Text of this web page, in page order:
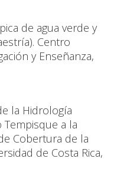
de agua verde y
Centro
y Enseñanza,
la Hidrología
Tempisque a la
Cobertura de la
de Costa Rica,